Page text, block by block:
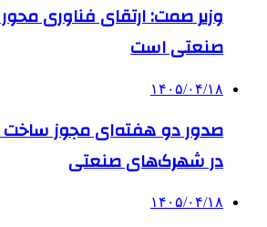
وزیر صمت: ارتقای فناوری
صنعتی است
۱۴۰۵/۰۴/۱۸
صدور دو هفته‌ای مجوز ساخت
در شهرک‌های صنعتی
۱۴۰۵/۰۴/۱۸